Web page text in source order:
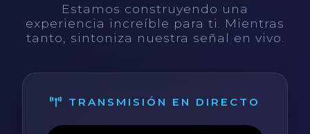
Estamos construyendo una
experiencia increíble para ti. Mientras
tanto, sintoniza nuestra señal en vivo.
TRANSMISIÓN EN DIRECTO